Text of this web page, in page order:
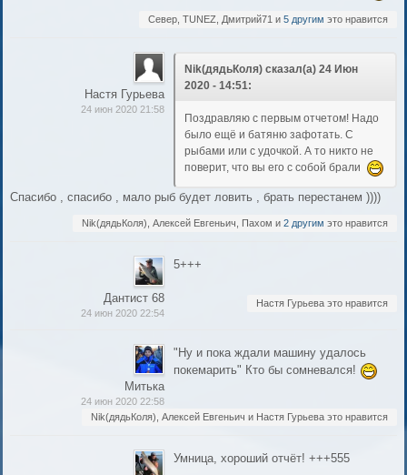
Север, TUNEZ, Дмитрий71 и 5 другим это нравится
Настя Гурьева
24 июн 2020 21:58
Nik(дядьКоля) сказал(а) 24 Июн
2020 - 14:51:
Поздравляю с первым отчетом! Надо
было ещё и батяню зафотать. С
рыбами или с удочкой. А то никто не
поверит, что вы его с собой брали
Спасибо , спасибо , мало рыб будет ловить , брать перестанем ))))
Nik(дядьКоля), Алексей Евгеньич, Пахом и 2 другим это нравится
Дантист 68
24 июн 2020 22:54
5+++
Настя Гурьева это нравится
Митька
24 июн 2020 22:58
"Ну и пока ждали машину удалось
покемарить" Кто бы сомневался!
Nik(дядьКоля), Алексей Евгеньич и Настя Гурьева это нравится
Умница, хороший отчёт! +++555